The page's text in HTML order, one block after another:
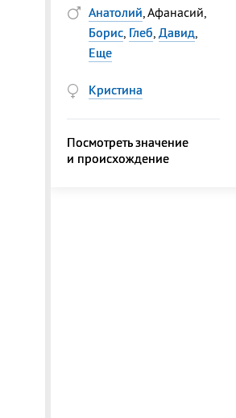
Анатолий, Афанасий,
Борис, Глеб, Давид,
Еще
Кристина
Посмотреть значение
и происхождение